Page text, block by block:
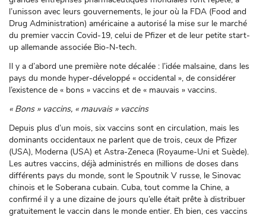
l’unisson avec leurs gouvernements, le jour où la FDA (Food and
Drug Administration) américaine a autorisé la mise sur le marché
du premier vaccin Covid-19, celui de Pfizer et de leur petite start-
up allemande associée Bio-N-tech.
Il y a d’abord une première note décalée : l’idée malsaine, dans les
pays du monde hyper-développé « occidental », de considérer
l’existence de « bons » vaccins et de « mauvais » vaccins.
« Bons » vaccins, « mauvais » vaccins
Depuis plus d’un mois, six vaccins sont en circulation, mais les
dominants occidentaux ne parlent que de trois, ceux de Pfizer
(USA), Moderna (USA) et Astra-Zeneca (Royaume-Uni et Suède).
Les autres vaccins, déjà administrés en millions de doses dans
différents pays du monde, sont le Spoutnik V russe, le Sinovac
chinois et le Soberana cubain. Cuba, tout comme la Chine, a
confirmé il y a une dizaine de jours qu’elle était prête à distribuer
gratuitement le vaccin dans le monde entier. Eh bien, ces vaccins